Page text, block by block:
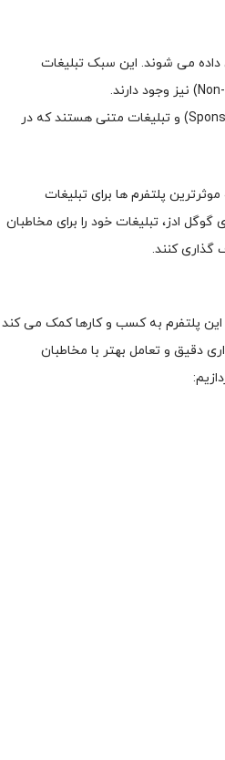
داده می ‌شوند. این سبک تبلیغات
این تبلیغات شامل بنرها، کارت‌ های پشتیبانی شده (Sponsored Cards) و تبلیغات متنی هستند که در
پلتفرم‌ ها برای تبلیغات
ادز، تبلیغات خود را برای مخاطبان
کنند.
پلتفرم به کسب ‌و کارها کمک می ‌کند
دقیق و تعامل بهتر با مخاطبان